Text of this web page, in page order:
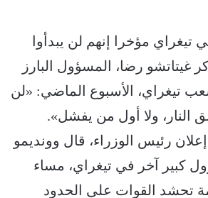
مؤخرا إنهم لن يبدأوا
غيتاتشو رضا، المسؤول البارز
تيغراي، الأسبوع الماضي: «لن
النار، ولا أول من يفشل».
رئيس الوزراء، قال وونديمو
كبير آخر في تيغراي، مساء
تحشد القوات على الحدود